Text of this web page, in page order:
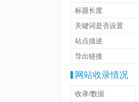
标题长度
关键词是否设置
站点描述
导出链接
网站收录情况
收录/数据